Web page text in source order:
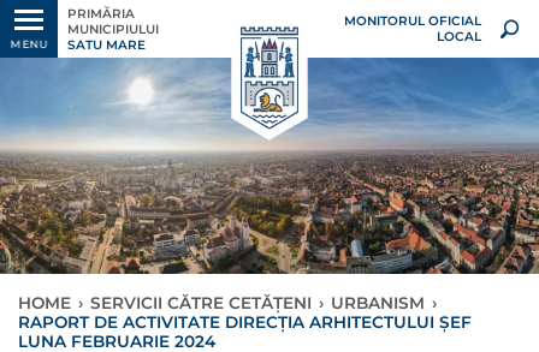
MENU
PRIMĂRIA
MUNICIPIULUI
SATU MARE
MONITORUL OFICIAL
LOCAL
HOME › SERVICII CĂTRE CETĂȚENI › URBANISM ›
RAPORT DE ACTIVITATE DIRECȚIA ARHITECTULUI ȘEF
LUNA FEBRUARIE 2024